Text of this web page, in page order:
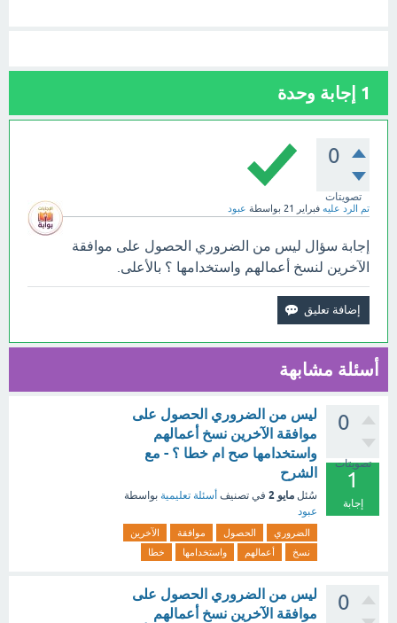
1 إجابة وحدة
0
تصويتات
تم الرد عليه فبراير 21 بواسطة عبود
إجابة سؤال ليس من الضروري الحصول على موافقة
الآخرين لنسخ أعمالهم واستخدامها ؟ بالأعلى.
أسئلة مشابهة
0
تصويتات
1
إجابة
ليس من الضروري الحصول على
موافقة الآخرين نسخ أعمالهم
واستخدامها صح ام خطا ؟ - مع
الشرح
سُئل مايو 2 في تصنيف أسئلة تعليمية بواسطة
عبود
الضروري الحصول موافقة
الآخرين
نسخ
أعمالهم واستخدامها خطا
0
ليس من الضروري الحصول على
موافقة الآخرين نسخ أعمالهم